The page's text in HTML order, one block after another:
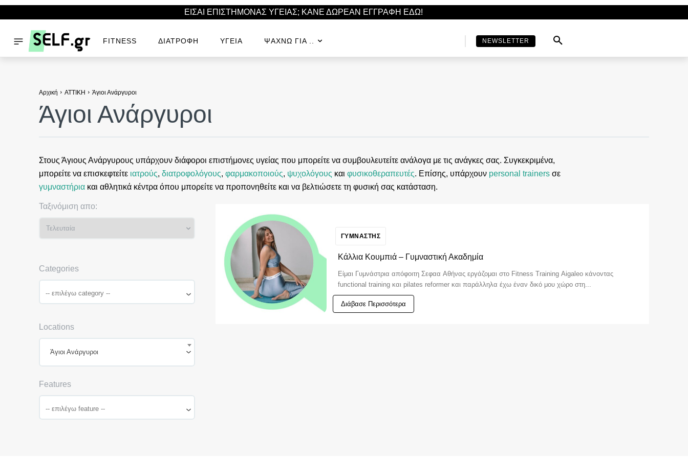
ΕΙΣΑΙ ΕΠΙΣΤΗΜΟΝΑΣ ΥΓΕΙΑΣ; ΚΑΝΕ ΔΩΡΕΑΝ ΕΓΓΡΑΦΗ ΕΔΩ!
FITNESS ΔΙΑΤΡΟΦΉ ΥΓΕΊΑ ΨΆΧΝΩ ΓΙΑ .. NEWSLETTER
Αρχική ΑΤΤΙΚΗ Άγιοι Ανάργυροι
Άγιοι Ανάργυροι
Στους Άγιους Ανάργυρους υπάρχουν διάφοροι επιστήμονες υγείας που μπορείτε να συμβουλευτείτε ανάλογα με τις ανάγκες σας. Συγκεκριμένα,
μπορείτε να επισκεφτείτε ιατρούς, διατροφολόγους, φαρμακοποιούς, ψυχολόγους και φυσικοθεραπευτές. Επίσης, υπάρχουν personal trainers σε
γυμναστήρια και αθλητικά κέντρα όπου μπορείτε να προπονηθείτε και να βελτιώσετε τη φυσική σας κατάσταση.
Ταξινόμιση απο:
Categories
Locations
Άγιοι Ανάργυροι
Features
ΓΥΜΝΑΣΤΗΣ
Κάλλια Κουμπιά – Γυμναστική Ακαδημία
Είμαι Γυμνάστρια απόφοιτη Σεφαα Αθήνας εργάζομαι στο Fitness Training Aigaleo κάνοντας
functional training και pilates reformer και παράλληλα έχω έναν δικό μου χώρο στη...
Διάβασε Περισσότερα